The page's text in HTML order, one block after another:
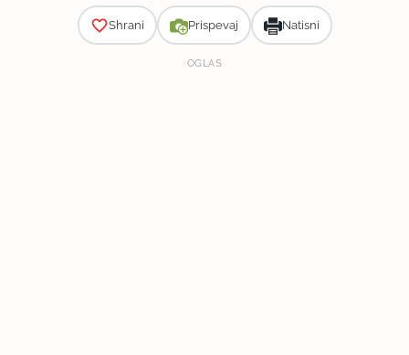
Shrani Prispevaj Natisni
OGLAS